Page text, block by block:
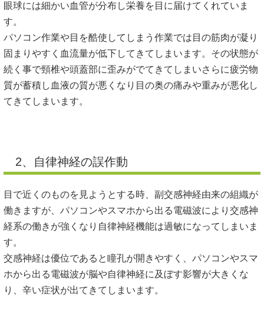
眼球には細かい血管が分布し栄養を目に届けてくれていま
す。
パソコン作業や目を酷使してしまう作業では目の筋肉が凝り
固まりやすく血流量が低下してきてしまいます。その状態が
続く事で頸椎や頭蓋部に歪みがでてきてしまいさらに疲労物
質が蓄積し血液の質が悪くなり目の奥の痛みや重みが悪化し
てきてしまいます。
2、自律神経の誤作動
目で近くのものを見ようとする時、副交感神経由来の組織が
働きますが、パソコンやスマホから出る電磁波により交感神
経系の働きが強くなり自律神経機能は過敏になってしまいま
す。
交感神経は優位であると瞳孔が開きやすく、パソコンやスマ
ホから出る電磁波が脳や自律神経に及ぼす影響が大きくな
り、辛い症状が出てきてしまいます。